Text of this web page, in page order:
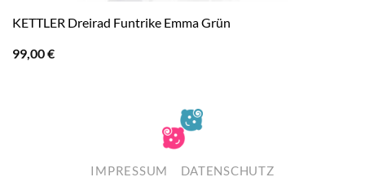
KETTLER Dreirad Funtrike Emma Grün
99,00€
IMPRESSUM DATENSCHUTZ